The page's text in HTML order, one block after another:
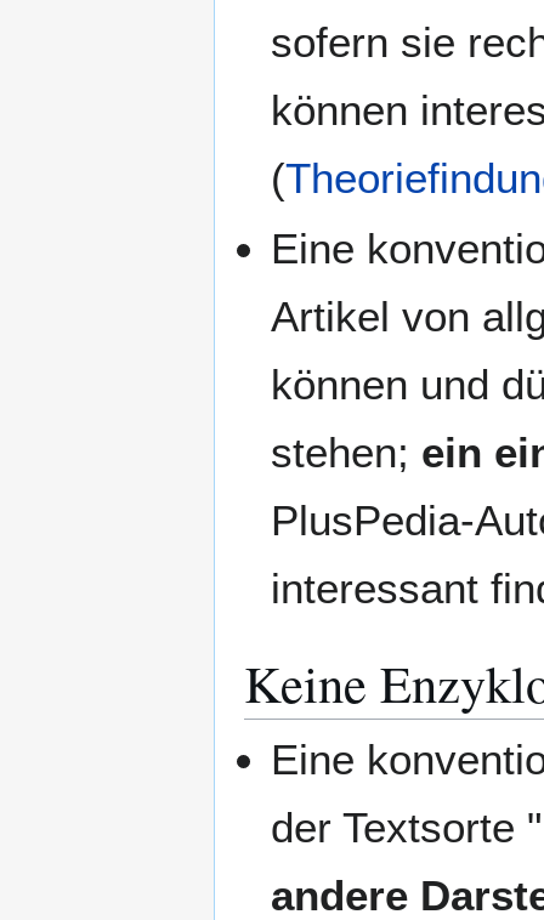
sofern sie
können
(
Eine
Artikel von
können und
stehen; ein
PlusPedia-
interessant
Keine
Eine
der Textsorte "
andere